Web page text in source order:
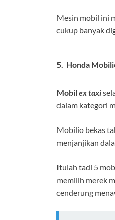
Mesin mobil ini
cukup banyak
5. Honda
Mobilex taxi
dalam kategori
Mobilio bekas
menjanjikan
Itulah tadi 5
memilih merek
cenderung